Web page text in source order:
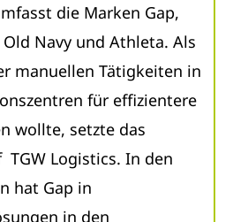
die Marken Gap,
Navy und Athleta. Als
manuellen Tätigkeiten in
für effizientere
wollte, setzte das
Logistics. In den
hat Gap in
in den